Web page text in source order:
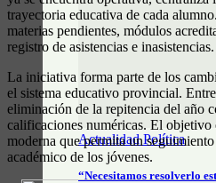
Actualidad Política
“Necesitamos resolverlo
trayectoria educativa de cada
materias pendientes, módulos
registro de asistencias e inasistencias.
La iniciativa forma parte de los
el sistema educativo provincial.
eliminación de la repitencia del año
calificaciones numéricas. El objetivo
moderna que permita un
académico de los jóvenes.